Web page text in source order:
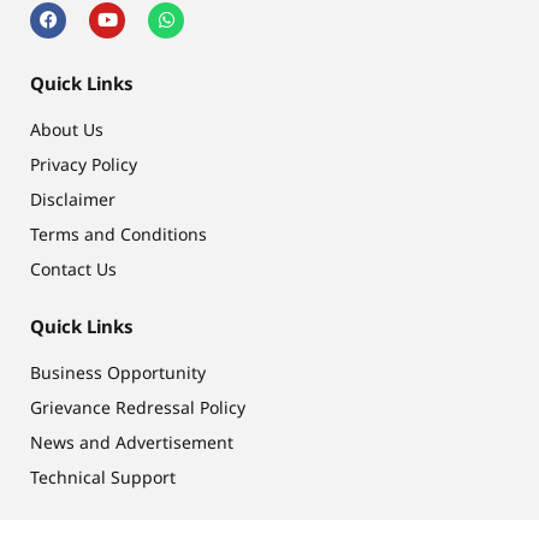
Quick Links
About Us
Privacy Policy
Disclaimer
Terms and Conditions
Contact Us
Quick Links
Business Opportunity
Grievance Redressal Policy
News and Advertisement
Technical Support